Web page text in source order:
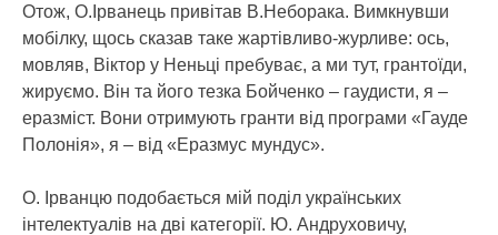
Отож, О.Ірванець привітав В.Неборака. Вимкнувши
мобілку, щось сказав таке жартівливо-журливе: ось,
мовляв, Віктор у Неньці пребуває, а ми тут, грантоїди,
жируємо. Він та його тезка Бойченко – гаудисти, я –
еразміст. Вони отримують гранти від програми «Гауде
Полонія», я – від «Еразмус мундус».
О. Ірванцю подобається мій поділ українських
інтелектуалів на дві категорії. Ю. Андруховичу,